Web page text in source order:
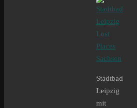
Stadtbad
Leipzig
mit